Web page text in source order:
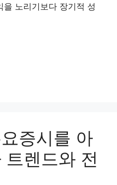
노리기보다 장기적 성
증시를 아
렌드와 전